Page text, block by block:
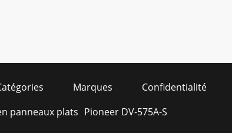
Marques Confidentialité
panneaux plats Pioneer DV-575A-S